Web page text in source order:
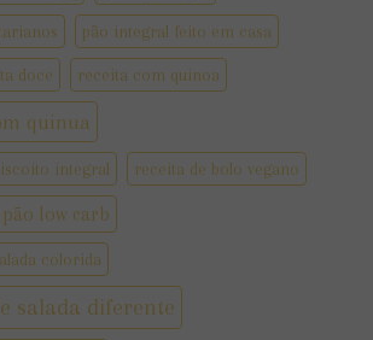
pão integral feito em casa
doce receita com quinoa
quinua
integral receita de bolo vegano
low carb
colorida
salada diferente